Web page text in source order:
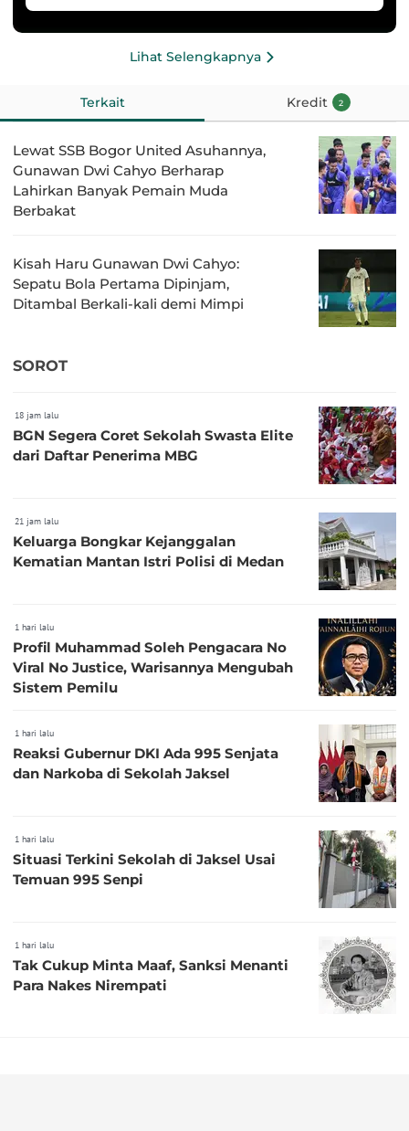
Lihat Selengkapnya
Terkait Kredit 2
Lewat SSB Bogor United Asuhannya,
Gunawan Dwi Cahyo Berharap
Lahirkan Banyak Pemain Muda
Berbakat
Kisah Haru Gunawan Dwi Cahyo:
Sepatu Bola Pertama Dipinjam,
Ditambal Berkali-kali demi Mimpi
SOROT
18 jam lalu
BGN Segera Coret Sekolah Swasta Elite
dari Daftar Penerima MBG
21 jam lalu
Keluarga Bongkar Kejanggalan
Kematian Mantan Istri Polisi di Medan
1 hari lalu
Profil Muhammad Soleh Pengacara No
Viral No Justice, Warisannya Mengubah
Sistem Pemilu
1 hari lalu
Reaksi Gubernur DKI Ada 995 Senjata
dan Narkoba di Sekolah Jaksel
1 hari lalu
Situasi Terkini Sekolah di Jaksel Usai
Temuan 995 Senpi
1 hari lalu
Tak Cukup Minta Maaf, Sanksi Menanti
Para Nakes Nirempati